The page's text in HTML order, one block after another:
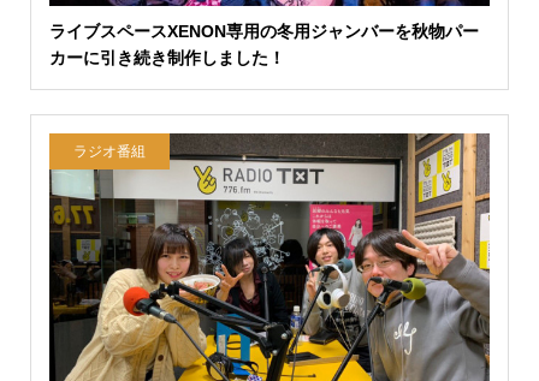
ライブスペースXENON専用の冬用ジャンバーを秋物パー
カーに引き続き制作しました！
ラジオ番組